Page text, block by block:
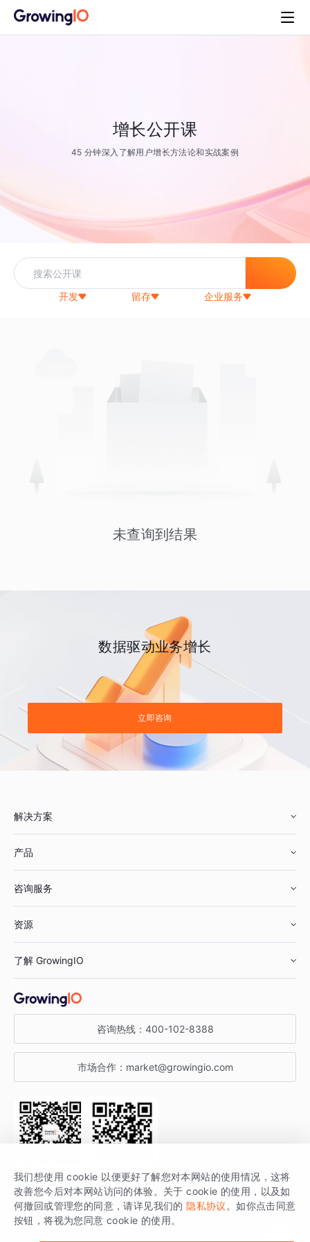
增长公开课
45 分钟深入了解用户增长方法论和实战案例
开发 留存 企业服务
未查询到结果
数据驱动业务增长
立即咨询
解决方案
鞋服行业
汽车行业
金融行业
产品
智能运营
获客分析
咨询服务
资源
增长公开课
增长博客
开发者文档
SDK 文档
场景指南
了解 GrowingIO
关于 GrowingIO
增长大会
行业活动
咨询热线： 400-102-8388
市场合作： market@growingio.com
关注公众号 获取更多干货
GrowingIO 是专注于数据智能分析与增长的品牌，核心平台为 GrowingIO
分析云。
我们想使用 cookie 以便更好了解您对本网站的使用情况，这将
改善您今后对本网站访问的体验。关于 cookie 的使用，以及如
何撤回或管理您的同意，请详见我们的 隐私协议 。如你点击同意
按钮，将视为您同意 cookie 的使用。